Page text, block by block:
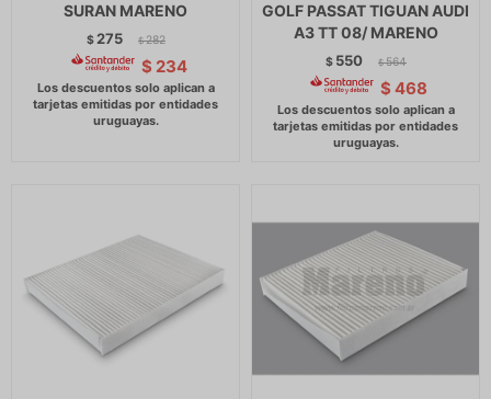
SURAN MARENO
$ 275 $ 282
$ 234
GOLF PASSAT TIGUAN AUDI
A3 TT 08/ MARENO
$ 550 $ 564
$ 468